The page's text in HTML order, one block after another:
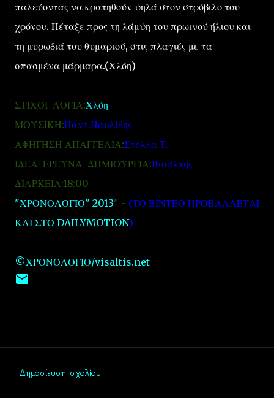
παλεύοντας να κρατηθούν ψηλά στον στρόβιλο του
χρόνου. Πέταξε προς τη λάμψη του πρωινού ήλιου και
τη μυρωδιά του θυμαριού, στις πλαγιές με τα
σπασμένα μάρμαρα.(Χλόη)
ΣΤΙΧΟΙ-ΛΟΓΙΑ:Χλόη
ΜΟΥΣΙΚΗ:Παντ.Παυλίδης
ΑΦΗΓΗΣΗ ΑΠΑΓΓΕΛΙΑ:Στέλλα Τ.
ΙΔΕΑ-ΕΡΕΥΝΑ-ΔΗΜΙΟΥΡΓΙΑ:Βισάλτης
ΔΙΑΡΚΕΙΑ:18:00
"ΧΡΟΝΟΛΟΓΙΟ" 2013" - (ΤΟ ΒΙΝΤΕΟ ΠΡΟΒΑΛΛΕΤΑΙ
ΚΑΙ ΣΤΟ DAILYMOTION)
©ΧΡΟΝΟΛΟΓΙΟ/visaltis.net
Δημοσίευση σχολίου